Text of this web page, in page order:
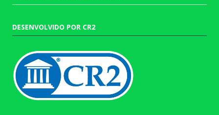
DESENVOLVIDO POR CR2